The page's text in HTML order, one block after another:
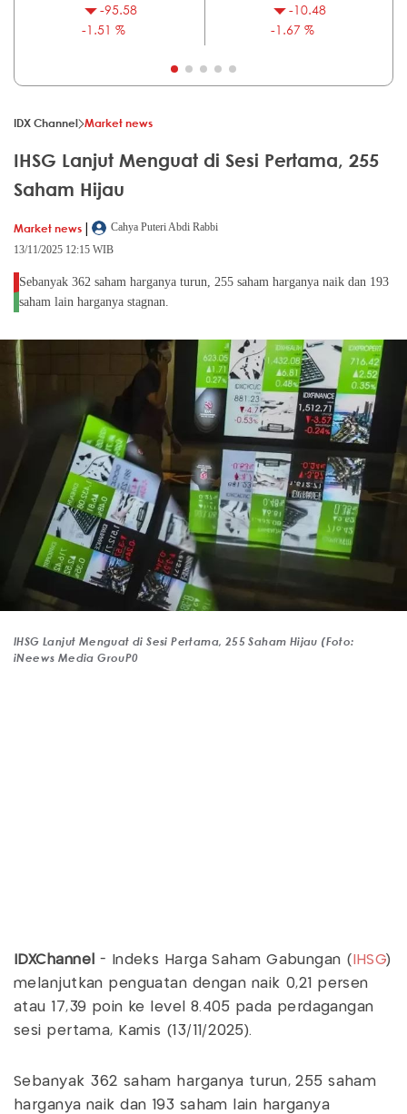
-95.58
-1.51 %
-10.48
-1.67 %
IDX Channel Market news
IHSG Lanjut Menguat di Sesi Pertama, 255
Saham Hijau
Market news |
Cahya Puteri Abdi Rabbi
13/11/2025 12:15 WIB
Sebanyak 362 saham harganya turun, 255 saham harganya naik dan 193
saham lain harganya stagnan.
IHSG Lanjut Menguat di Sesi Pertama, 255 Saham Hijau (Foto:
iNeews Media GrouP0
IDXChannel - Indeks Harga Saham Gabungan ( IHSG)
melanjutkan penguatan dengan naik 0,21 persen
atau 17,39 poin ke level 8.405 pada perdagangan
sesi pertama, Kamis (13/11/2025).
Sebanyak 362 saham harganya turun, 255 saham
harganya naik dan 193 saham lain harganya